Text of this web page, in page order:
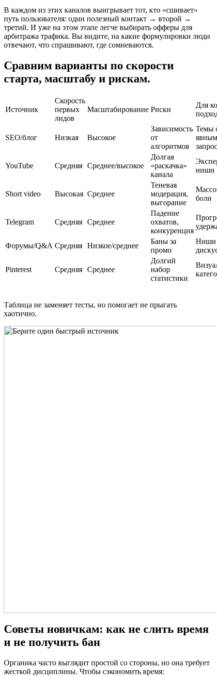
В каждом из этих каналов выигрывает тот, кто «сшивает»
путь пользователя: один полезный контакт → второй →
третий. И уже на этом этапе легче выбирать офферы для
арбитража трафика. Вы видите, на какие формулировки люди
отвечают, что спрашивают, где сомневаются.
Сравним варианты по скорости
старта, масштабу и рискам.
Источник
Скорость
первых
лидов
Масштабирование Риски
Для
SEO/блог Низкая Высокое
Зависимость
от
алгоритмов
Темы
явным
YouTube Средняя Среднее/высокое
Долгая
«раскачка»
канала
ниши
Short video Высокая Среднее
Теневая
модерация,
выгорание
боли
Telegram Средняя Среднее
Падение
охватов,
конкуренция
Форумы/Q&A Средняя Низкое/среднее
Баны за
промо
Ниши
Pinterest Средняя Среднее
Долгий
набор
статистики
Таблица не заменяет тесты, но помогает не прыгать
хаотично.
Советы новичкам: как не слить время
и не получить бан
Органика часто выглядит простой со стороны, но она требует
жесткой дисциплины. Чтобы сэкономить время: